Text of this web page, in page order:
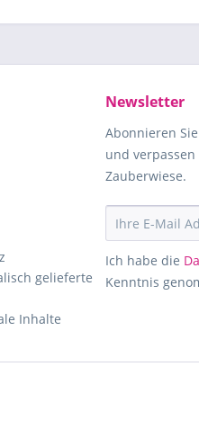
gelieferte
Inhalte
Newsletter
Abonnieren
und
Zauberwiese.
Ich habe die
Kenntnis